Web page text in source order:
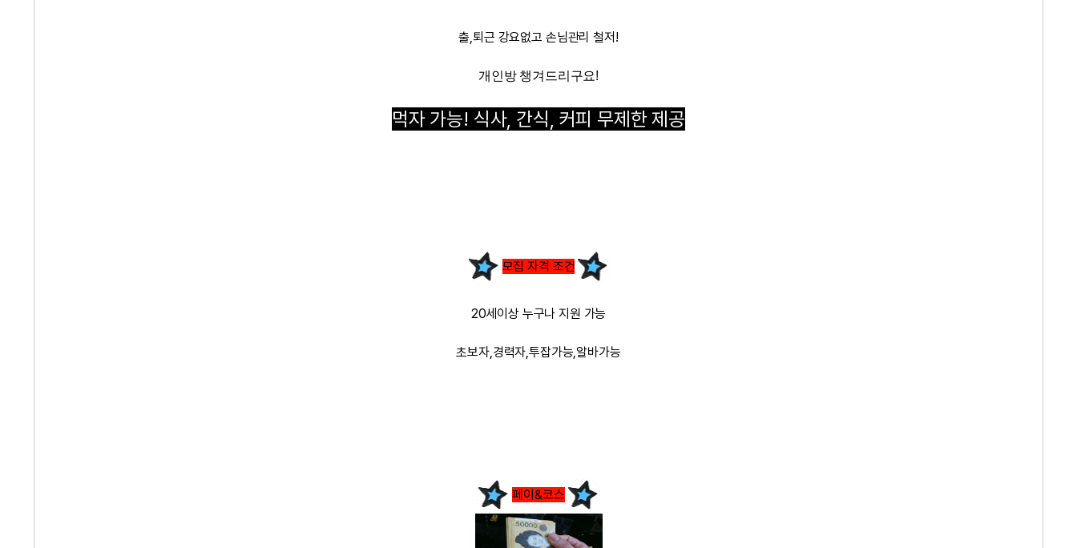
출,퇴근 강요없고 손님관리 철저!
개인방 챙겨드리구요!
먹자 가능! 식사, 간식, 커피 무제한 제공
모집 자격 조건
20세이상 누구나 지원 가능
초보자,경력자,투잡가능,알바가능
페이&코스